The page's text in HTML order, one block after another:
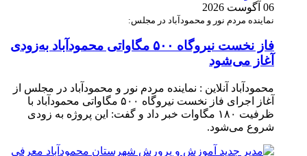
06 آگوست 2026
نماینده مردم نور و محمودآباد در مجلس:
فاز نخست نیروگاه ۵۰۰ مگاواتی محمودآباد به‌زودی
آغاز می‌شود
محمودآباد آنلاین : نماینده مردم نور و محمودآباد در مجلس از
آغاز اجرای فاز نخست نیروگاه ۵۰۰ مگاواتی محمودآباد با
ظرفیت ۱۸۰ مگاوات خبر داد و گفت: این پروژه به زودی
شروع می‌شود.